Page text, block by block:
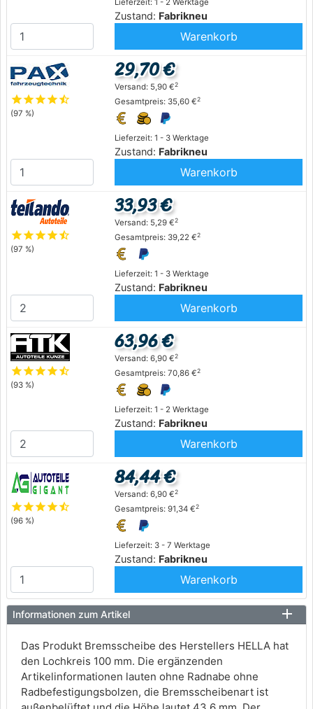
Lieferzeit: 1 - 2 Werktage
Zustand: Fabrikneu
Warenkorb
starstarstarstarstar_half
(97 %)
Lieferzeit: 1 - 3 Werktage
Zustand: Fabrikneu
29,70 €
Versand: 5,90 €2
Gesamtpreis: 35,60 €2
Warenkorb
starstarstarstarstar_half
(97 %)
Lieferzeit: 1 - 3 Werktage
Zustand: Fabrikneu
33,93 €
Versand: 5,29 €2
Gesamtpreis: 39,22 €2
Warenkorb
starstarstarstarstar_half
(93 %)
Lieferzeit: 1 - 2 Werktage
Zustand: Fabrikneu
63,96 €
Versand: 6,90 €2
Gesamtpreis: 70,86 €2
Warenkorb
starstarstarstarstar_half
(96 %)
Lieferzeit: 3 - 7 Werktage
Zustand: Fabrikneu
84,44 €
Versand: 6,90 €2
Gesamtpreis: 91,34 €2
Warenkorb
Informationen zum Artikel
Das Produkt Bremsscheibe des Herstellers HELLA hat
den Lochkreis 100 mm. Die ergänzenden
Artikelinformationen lauten ohne Radnabe ohne
Radbefestigungsbolzen, die Bremsscheibenart ist